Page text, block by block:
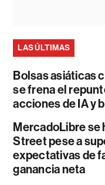
LAS ÚLTIMAS
Bolsas asiáticas
se frena el
acciones de IA y
MercadoLibre se
Street pese a
expectativas de
ganancia neta